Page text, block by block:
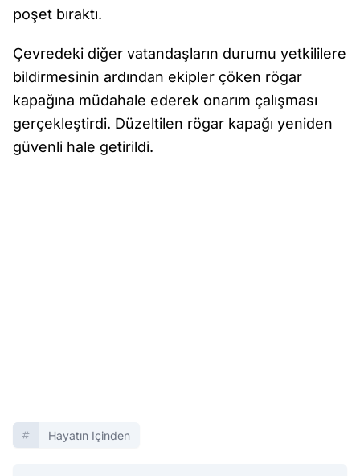
poşet bıraktı.
Çevredeki diğer vatandaşların durumu yetkililere
bildirmesinin ardından ekipler çöken rögar
kapağına müdahale ederek onarım çalışması
gerçekleştirdi. Düzeltilen rögar kapağı yeniden
güvenli hale getirildi.
Hayatın Içinden